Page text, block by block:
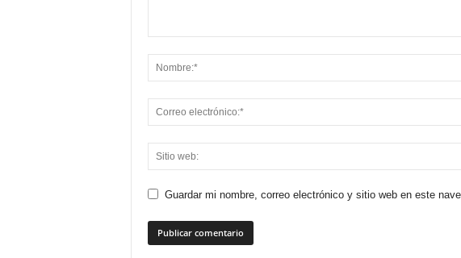
Guardar mi nombre, correo electrónico y sitio web en este